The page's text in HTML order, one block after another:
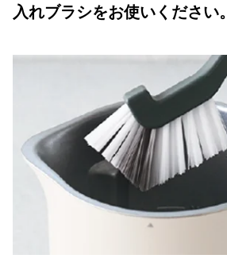
入れブラシをお使いください。